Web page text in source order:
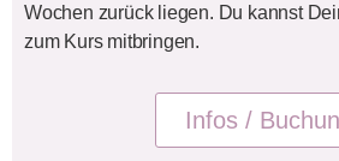
Wochen zurück liegen. Du kannst
zum Kurs mitbringen.
Infos /